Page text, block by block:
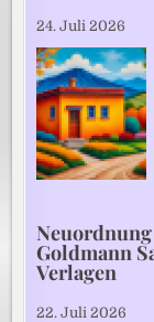
24. Juli 2026
Goldmann
Verlagen
22. Juli 2026